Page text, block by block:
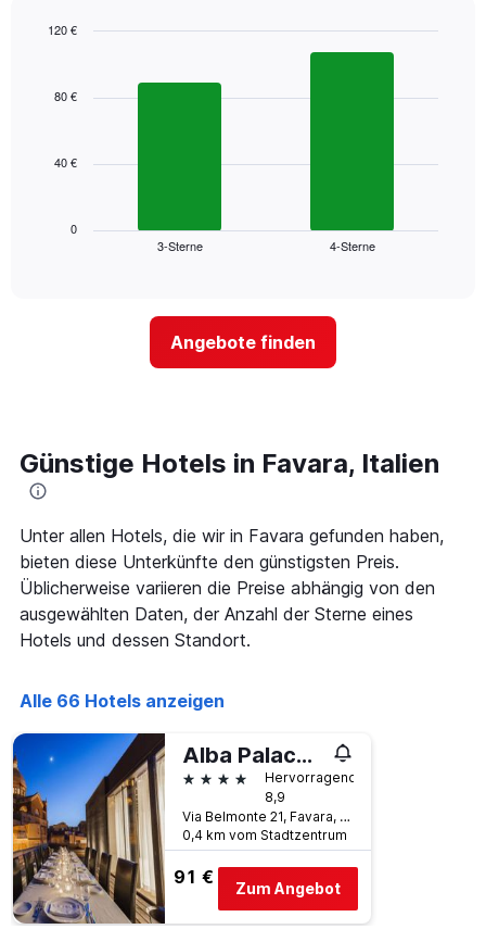
aggregiert
Das
Hotelkategorien
die
den
durchschnittlichen
Zimmerpreis
für
heute
Nacht
in
den
letzten
Tagen
anzeigt.
with
Das
zeigt
Tagen,
aggregiert
nach
Das
Diagramm
hat
1
X-
Achse,
Hotelkategorien
Sternen
anzeigt
Das
Diagramm
hat
1
Y-
Achse,
die
den
3-Sterne 4-Sterne
0
40 €
80 €
120 €
Angebote finden
Günstige Hotels in Favara, Italien
Unter allen Hotels, die wir in Favara gefunden haben,
bieten diese Unterkünfte den günstigsten Preis.
Üblicherweise variieren die Preise abhängig von den
ausgewählten Daten, der Anzahl der Sterne eines
Hotels und dessen Standort.
Alle 66 Hotels anzeigen
Alba Palace Hotel
4 Sterne
Hervorragend
8,9
Via Belmonte 21, Favara, Sizilien, Italien
0,4 km vom Stadtzentrum
91 €
Zum Angebot